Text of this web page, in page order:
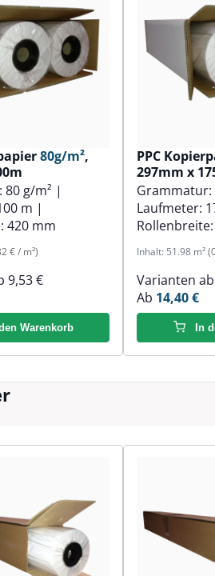
80g/m²,
80 g/m² |
m |
420 mm
€ / m²)
9,53 €
Warenkorb
PPC
297mm x
Grammatur:
Laufmeter:
Rollenbreite:
Inhalt: 51.98 m²
Varianten ab
Ab 14,40 €
In